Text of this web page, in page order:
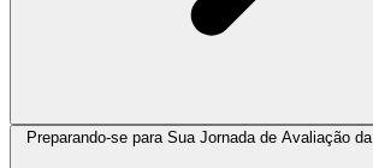
Preparando-se para Sua Jornada de Avaliação